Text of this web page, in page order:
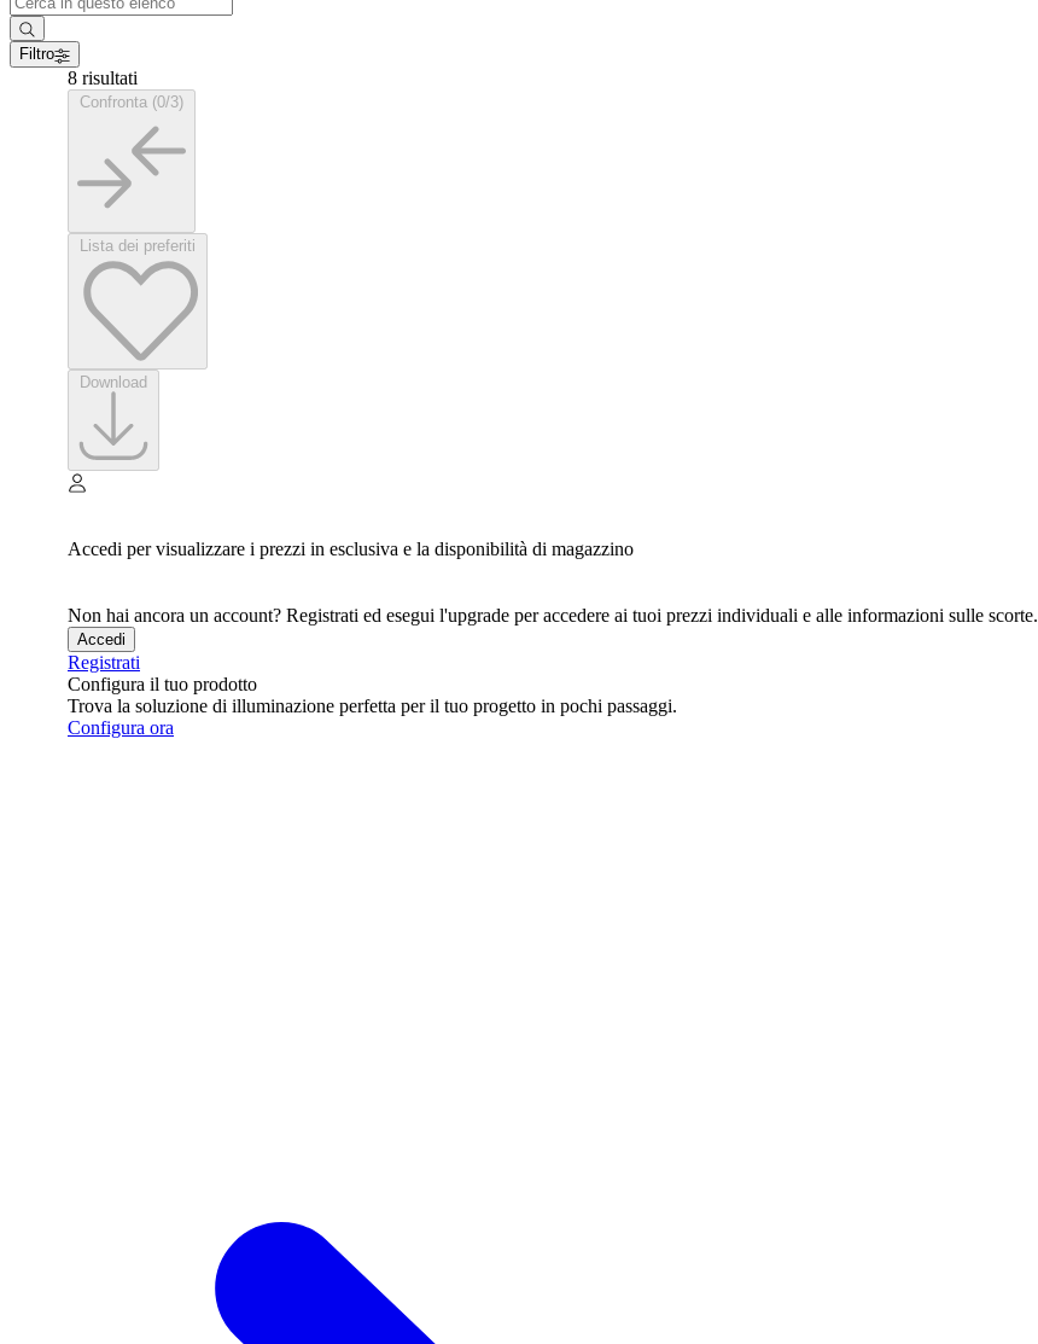
Filtro
8 risultati
Accedi per visualizzare i prezzi in esclusiva e la disponibilità di magazzino
Non hai ancora un account? Registrati ed esegui l'upgrade per accedere ai tuoi prezzi individuali e alle informazioni sulle scorte.
Accedi
Registrati
Configura il tuo prodotto
Trova la soluzione di illuminazione perfetta per il tuo progetto in pochi passaggi.
Configura ora